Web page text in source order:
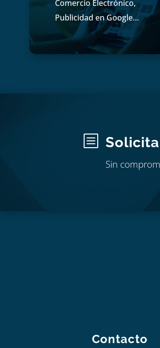
Comercio Electrónico,
Publicidad en Google…
b
Sin
Contacto